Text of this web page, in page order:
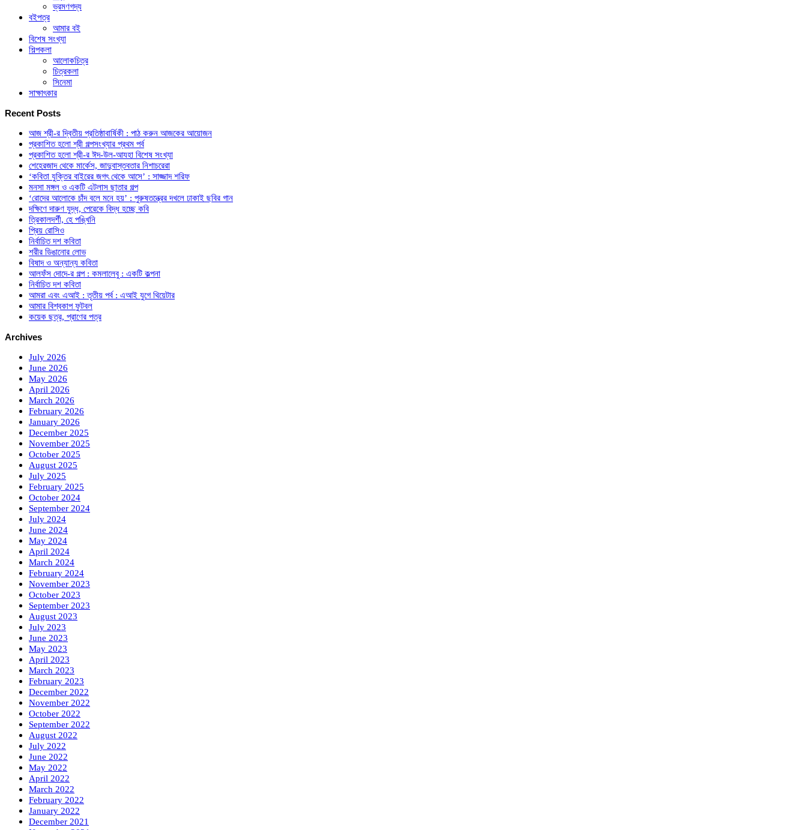
ভ্রমণগদ্য
বইপত্র
আমার বই
বিশেষ সংখ্যা
শিল্পকলা
আলোকচিত্র
চিত্রকলা
সিনেমা
সাক্ষাৎকার
Recent Posts
আজ শ্রী-র দ্বিতীয় প্রতিষ্ঠাবার্ষিকী : পাঠ করুন আজকের আয়োজন
প্রকাশিত হলো শ্রী গল্পসংখ্যার প্রথম পর্ব
প্রকাশিত হলো শ্রী-র ঈদ-উল-আযহা বিশেষ সংখ্যা
শেহেরজাদ থেকে মার্কেস, জাদুবাস্তবতার নিশাচরেরা
‘কবিতা যুক্তির বাইরের জগৎ থেকে আসে’ : সাজ্জাদ শরিফ
মনসা মঙ্গল ও একটি এটলাস ছাতার গল্প
‘রোদের আলোকে চাঁদ বলে মনে হয়’ : পুরুষতন্ত্রের দখলে ঢাকাই ছবির গান
দক্ষিণে দারুণ যুদ্ধ, পেরেকে বিদ্ধ হচ্ছে কবি
ত্রিকালদর্শী, হে পঙ্খিনি
প্রিয় রোসিও
নির্বাচিত দশ কবিতা
শরীর ডিঙানোর লোভ
বিষাদ ও অন্যান্য কবিতা
আলফঁস দোদে-র গল্প : কমলালেবু : একটি কল্পনা
নির্বাচিত দশ কবিতা
আমরা এবং এআই : তৃতীয় পর্ব : এআই যুগে থিয়েটার
আমার বিশ্বকাপ ফুটবল
কয়েক ছত্র, প্রাণের পত্র
Archives
July 2026
June 2026
May 2026
April 2026
March 2026
February 2026
January 2026
December 2025
November 2025
October 2025
August 2025
July 2025
February 2025
October 2024
September 2024
July 2024
June 2024
May 2024
April 2024
March 2024
February 2024
November 2023
October 2023
September 2023
August 2023
July 2023
June 2023
May 2023
April 2023
March 2023
February 2023
December 2022
November 2022
October 2022
September 2022
August 2022
July 2022
June 2022
May 2022
April 2022
March 2022
February 2022
January 2022
December 2021